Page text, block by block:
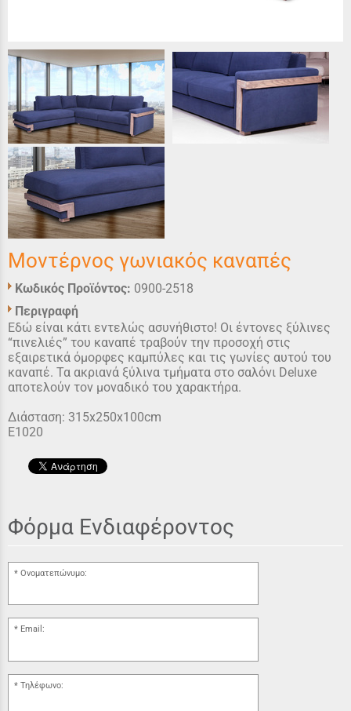
Μοντέρνος γωνιακός καναπές
Κωδικός Προϊόντος: 0900-2518
Περιγραφή
Εδώ είναι κάτι εντελώς ασυνήθιστο! Οι έντονες ξύλινες
“πινελιές” του καναπέ τραβούν την προσοχή στις
εξαιρετικά όμορφες καμπύλες και τις γωνίες αυτού του
καναπέ. Τα ακριανά ξύλινα τμήματα στο σαλόνι Deluxe
αποτελούν τον μοναδικό του χαρακτήρα.
Διάσταση: 315x250x100cm
Ε1020
Φόρμα Ενδιαφέροντος
Ονοματεπώνυμο:
Email:
Τηλέφωνο: